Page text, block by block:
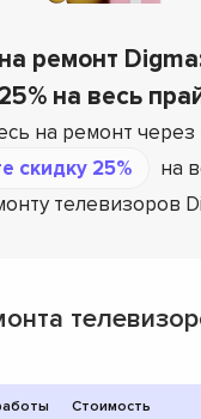
ремонт
на весь
на ремонт через
скидку 25%
на
телевизоров
Стоимость